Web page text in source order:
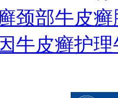
颈部牛皮癣
牛皮癣护理